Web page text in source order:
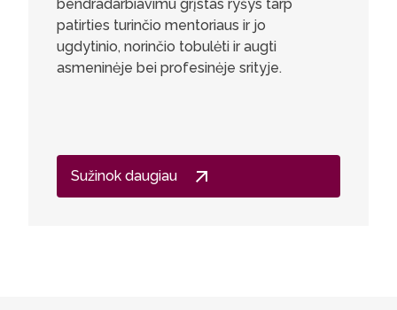
bendradarbiavimu grįstas ryšys tarp
patirties turinčio mentoriaus ir jo
ugdytinio, norinčio tobulėti ir augti
asmeninėje bei profesinėje srityje.
Sužinok daugiau